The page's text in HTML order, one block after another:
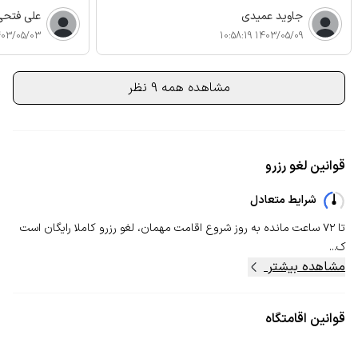
جاوید عمیدی
1403/05/09 10:58:19
علی
05/03 11:13:58
مشاهده همه 9 نظر
قوانین لغو رزرو
شرایط متعادل
تا ۷۲ ساعت مانده به روز شروع اقامت مهمان، لغو رزرو کاملا رایگان است
ک...
مشاهده بیشتر
قوانین اقامتگاه